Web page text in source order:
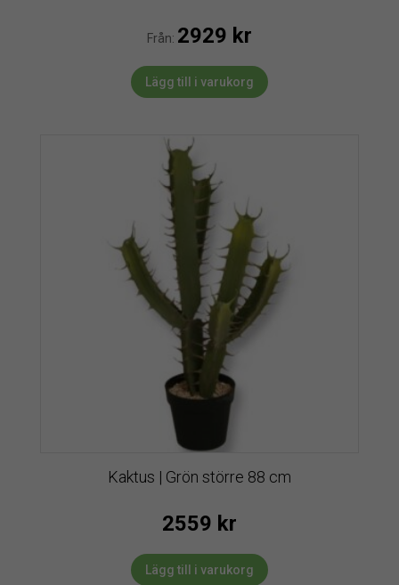
Från: 2929 kr
Lägg till i varukorg
Kaktus | Grön större 88 cm
2559 kr
Lägg till i varukorg